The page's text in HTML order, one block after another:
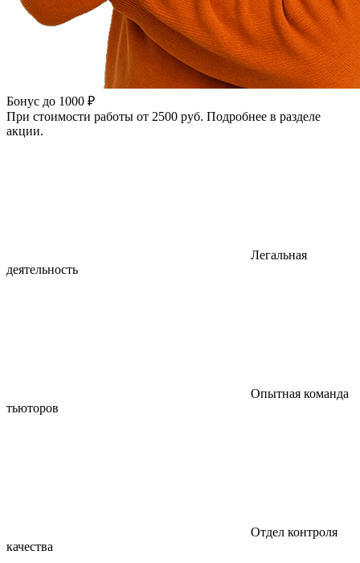
Бонус до 1000 ₽
При стоимости работы от 2500 руб. Подробнее в разделе
акции.
Легальная
деятельность
Опытная команда
тьюторов
Отдел контроля
качества